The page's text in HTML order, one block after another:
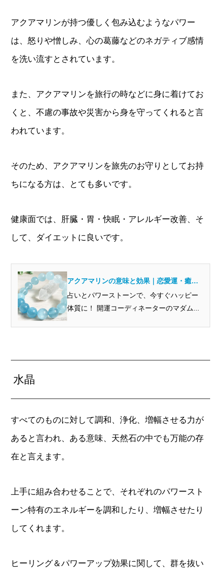
アクアマリンが持つ優しく包み込むようなパワー
は、怒りや憎しみ、心の葛藤などのネガティブ感情
を洗い流すとされています。
また、アクアマリンを旅行の時などに身に着けてお
くと、不慮の事故や災害から身を守ってくれると言
われています。
そのため、アクアマリンを旅先のお守りとしてお持
ちになる方は、とても多いです。
健康面では、肝臓・胃・快眠・アレルギー改善、そ
して、ダイエットに良いです。
アクアマリンの意味と効果｜恋愛運・癒
し・人間関係に良いのは本当？
占いとパワーストーンで、今すぐハッピー
体質に！ 開運コーディネーターのマダム...
水晶
すべてのものに対して調和、浄化、増幅させる力が
あると言われ、ある意味、天然石の中でも万能の存
在と言えます。
上手に組み合わせることで、それぞれのパワースト
ーン特有のエネルギーを調和したり、増幅させたり
してくれます。
ヒーリング＆パワーアップ効果に関して、群を抜い